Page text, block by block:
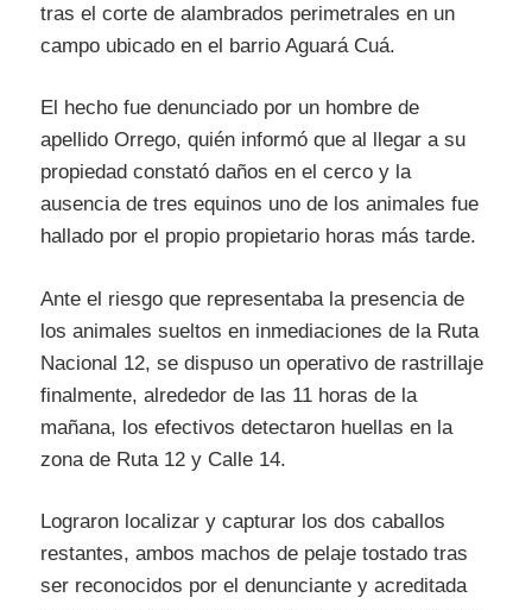
tras el corte de alambrados perimetrales en un
campo ubicado en el barrio Aguará Cuá.
El hecho fue denunciado por un hombre de
apellido Orrego, quién informó que al llegar a su
propiedad constató daños en el cerco y la
ausencia de tres equinos uno de los animales fue
hallado por el propio propietario horas más tarde.
Ante el riesgo que representaba la presencia de
los animales sueltos en inmediaciones de la Ruta
Nacional 12, se dispuso un operativo de rastrillaje
finalmente, alrededor de las 11 horas de la
mañana, los efectivos detectaron huellas en la
zona de Ruta 12 y Calle 14.
Lograron localizar y capturar los dos caballos
restantes, ambos machos de pelaje tostado tras
ser reconocidos por el denunciante y acreditada